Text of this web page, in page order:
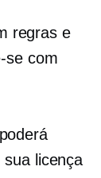
regras e
se com
licença